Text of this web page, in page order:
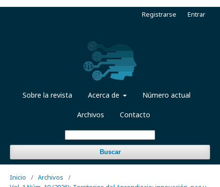
Sobre la revista Acerca de Número actual
Archivos Contacto
Buscar
Registrarse Entrar
Inicio / Archivos
/